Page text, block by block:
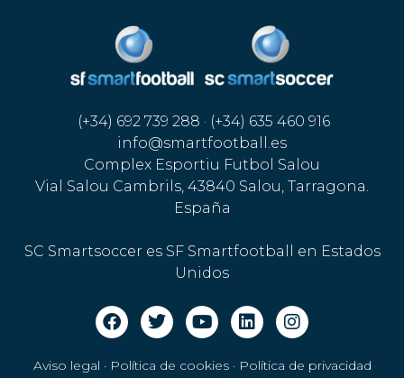
(+34) 692 739 288 · (+34) 635 460 916
info@smartfootball.es
Complex Esportiu Futbol Salou
Vial Salou Cambrils, 43840 Salou, Tarragona.
España
SC Smartsoccer es SF Smartfootball en Estados
Unidos
Aviso legal · Política de cookies· Política de privacidad